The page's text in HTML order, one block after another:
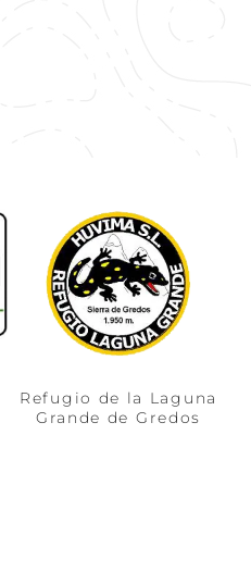
Refugio de la Laguna
Grande de Gredos